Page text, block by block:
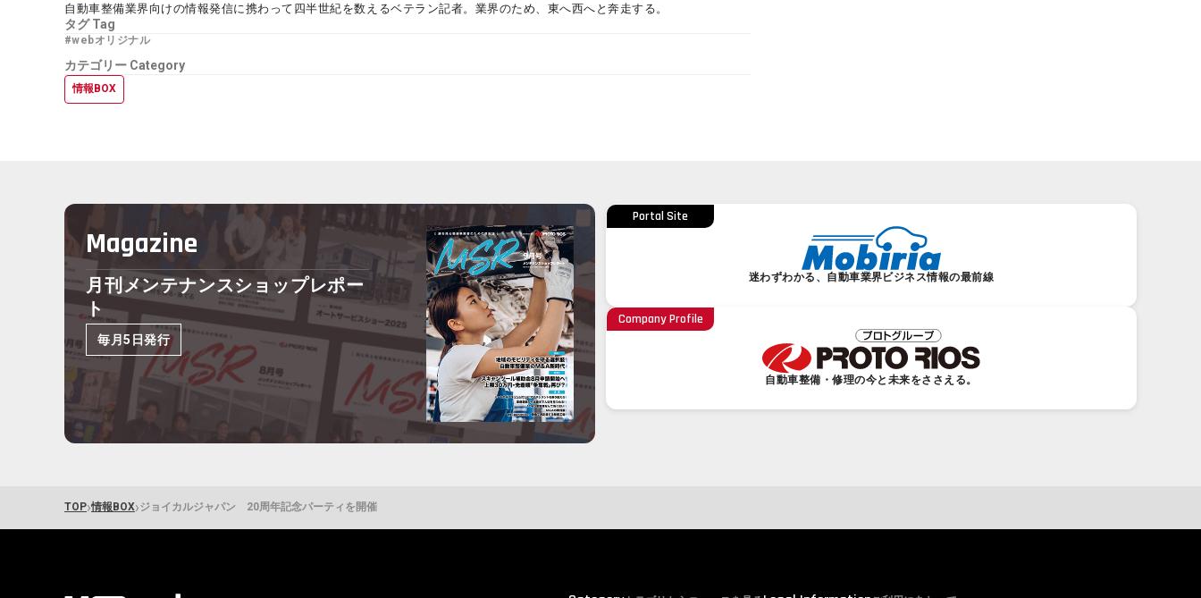
自動車整備業界向けの情報発信に携わって四半世紀を数えるベテラン記者。業界のため、東へ西へと奔走する。
タグTag
#webオリジナル
カテゴリー Category
情報BOX
Magazine
月刊メンテナンスショップレポー
ト
毎月5日発行
Portal Site
迷わずわかる、自動車業界ビジネス情報の最前線
Company Profile
自動車整備・修理の今と未来をささえる。
TOP›情報BOX›ジョイカルジャパン 20周年記念パーティを開催